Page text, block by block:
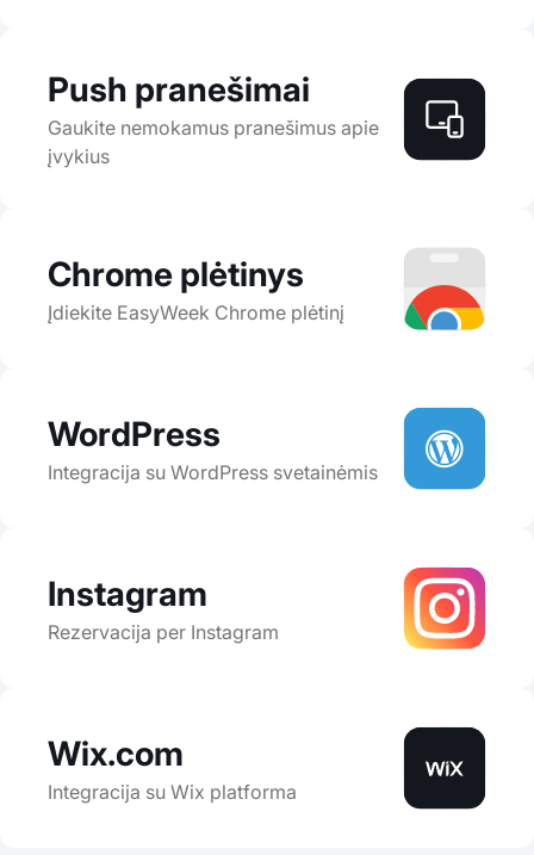
Push pranešimai
Gaukite nemokamus pranešimus apie
įvykius
Chrome plėtinys
Įdiekite EasyWeek Chrome plėtinį
WordPress
Integracija su WordPress svetainėmis
Instagram
Rezervacija per Instagram
Wix.com
Integracija su Wix platforma